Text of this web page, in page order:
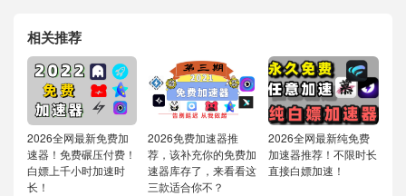
相关推荐
2026全网最新免费加
速器！免费碾压付费！
白嫖上千小时加速时
长！
2026免费加速器推
荐，该补充你的免费加
速器库存了，来看看这
三款适合你不？
2026全网最新纯免费
加速器推荐！不限时长
直接白嫖加速！